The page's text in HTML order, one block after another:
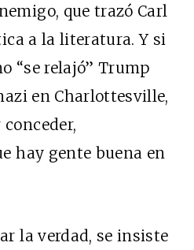
que trazó Carl
a la literatura. Y si
“se relajó” Trump
en Charlottesville,
hay gente buena en
la verdad, se insiste